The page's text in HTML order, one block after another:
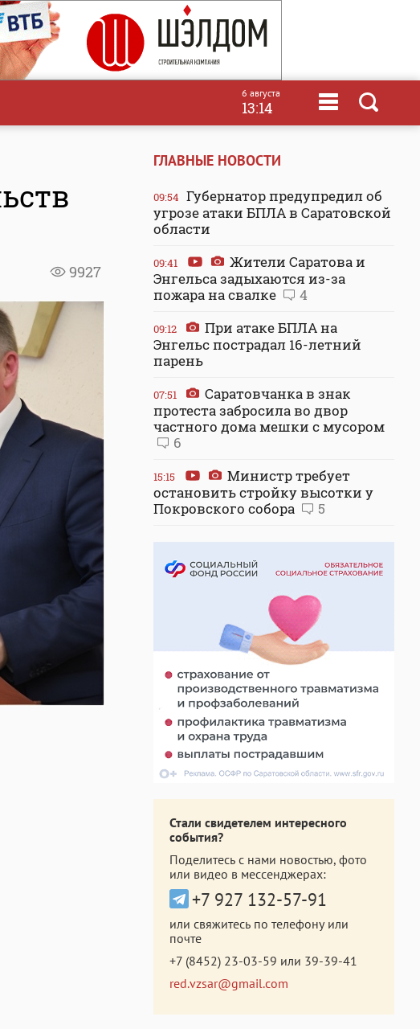
6 августа
13:14
9927
ГЛАВНЫЕ НОВОСТИ
09:54 Губернатор предупредил об
угрозе атаки БПЛА в Саратовской
области
09:41
Жители Саратова и
Энгельса задыхаются из-за
пожара на свалке
4
09:12
При атаке БПЛА на
Энгельс пострадал 16-летний
парень
07:51
Саратовчанка в знак
протеста забросила во двор
частного дома мешки с мусором
6
15:15
Министр требует
остановить стройку высотки у
Покровского собора
5
Стали свидетелем интересного
события?
Поделитесь с нами новостью, фото
или видео в мессенджерах:
+7 927 132-57-91
или свяжитесь по телефону или
почте
+7 (8452) 23-03-59 или 39-39-41
red.vzsar@gmail.com